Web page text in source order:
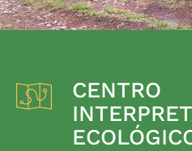
CENTRO